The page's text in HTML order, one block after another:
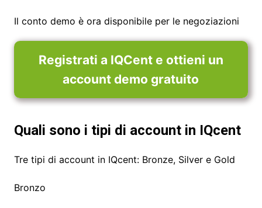
Il conto demo è ora disponibile per le negoziazioni
Registrati a IQCent e ottieni un
account demo gratuito
Quali sono i tipi di account in IQcent
Tre tipi di account in IQcent: Bronze, Silver e Gold
Bronzo